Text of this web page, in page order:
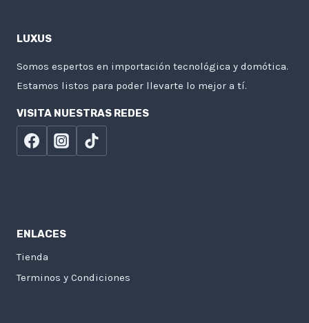
LUXUS
Somos espertos en importación tecnológica y domótica.
Estamos listos para poder llevarte lo mejor a tí.
VISITA NUESTRAS REDES
ENLACES
Tienda
Terminos y Condiciones